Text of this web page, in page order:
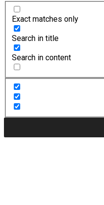
Exact matches only
Search in title
Search in content